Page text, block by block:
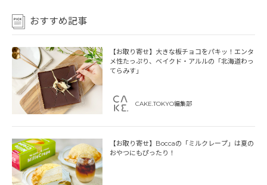
おすすめ記事
【お取り寄せ】大きな板チョコをパキッ！エンタ
メ性たっぷり、ベイクド・アルルの「北海道わっ
てらみす」
CAKE.TOKYO編集部
【お取り寄せ】Boccaの「ミルクレープ」は夏の
おやつにもぴったり！